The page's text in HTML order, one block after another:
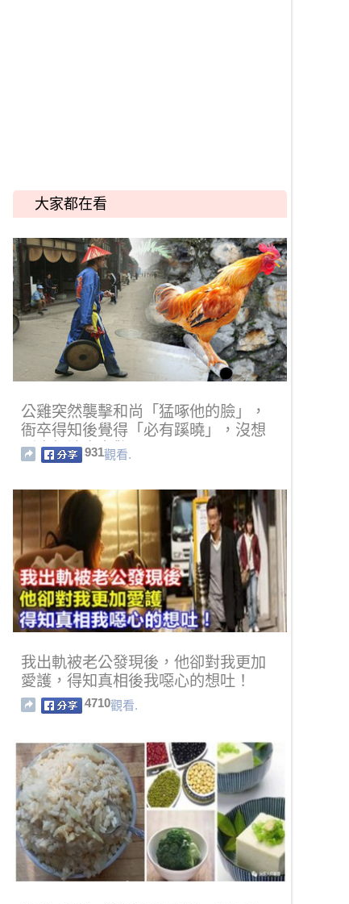
大家都在看
公雞突然襲擊和尚「猛啄他的臉」，
衙卒得知後覺得「必有蹊曉」，沒想
到真相讓大家驚呆了！
931觀看.
我出軌被老公發現後，他卻對我更加
愛護，得知真相後我噁心的想吐！
4710觀看.